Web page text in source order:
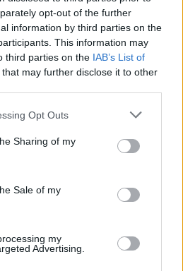
opt-out of the further
information by third parties on the
This information may
third parties on the IAB’s List of
that may further disclose it to other
Opt Outs
Sharing of my
Sale of my
my
Advertising.
Στα 15 δισ. ευρώ ο στόχος για
νέα δάνεια το 2026 - Η
α΄ εξάμηνο